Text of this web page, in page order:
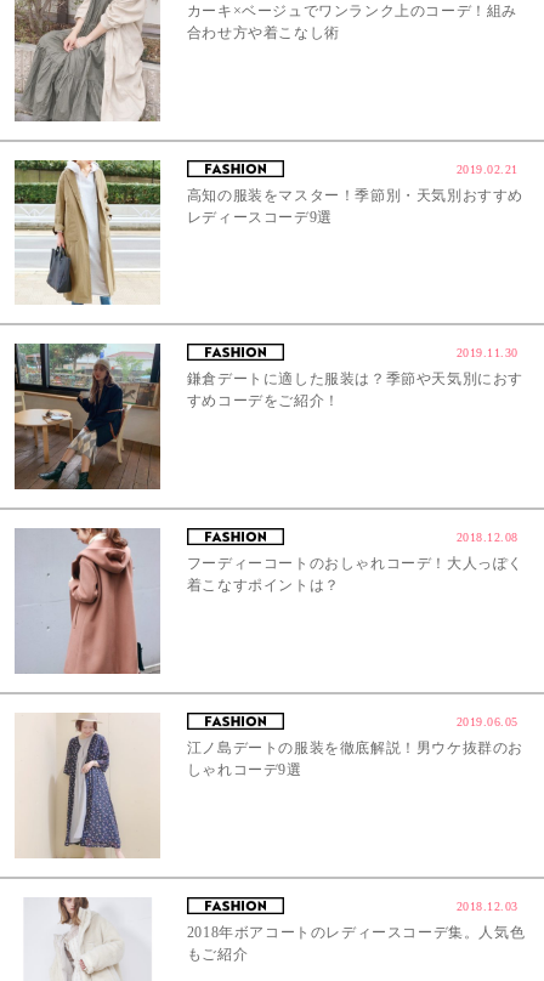
カーキ×ベージュでワンランク上のコーデ！組み
合わせ方や着こなし術
2019.02.21
高知の服装をマスター！季節別・天気別おすすめ
レディースコーデ9選
2019.11.30
鎌倉デートに適した服装は？季節や天気別におす
すめコーデをご紹介！
2018.12.08
フーディーコートのおしゃれコーデ！大人っぽく
着こなすポイントは？
2019.06.05
江ノ島デートの服装を徹底解説！男ウケ抜群のお
しゃれコーデ9選
2018.12.03
2018年ボアコートのレディースコーデ集。人気色
もご紹介